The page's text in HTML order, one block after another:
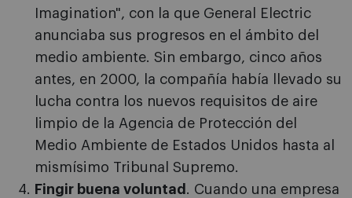
Imagination", con la que General Electric
anunciaba sus progresos en el ámbito del
medio ambiente. Sin embargo, cinco años
antes, en 2000, la compañía había llevado su
lucha contra los nuevos requisitos de aire
limpio de la Agencia de Protección del
Medio Ambiente de Estados Unidos hasta al
mismísimo Tribunal Supremo.
Fingir buena voluntad . Cuando una empresa